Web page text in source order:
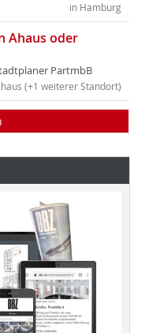
in Hamburg
Ahaus oder
PartmbB
(+1 weiterer Standort)